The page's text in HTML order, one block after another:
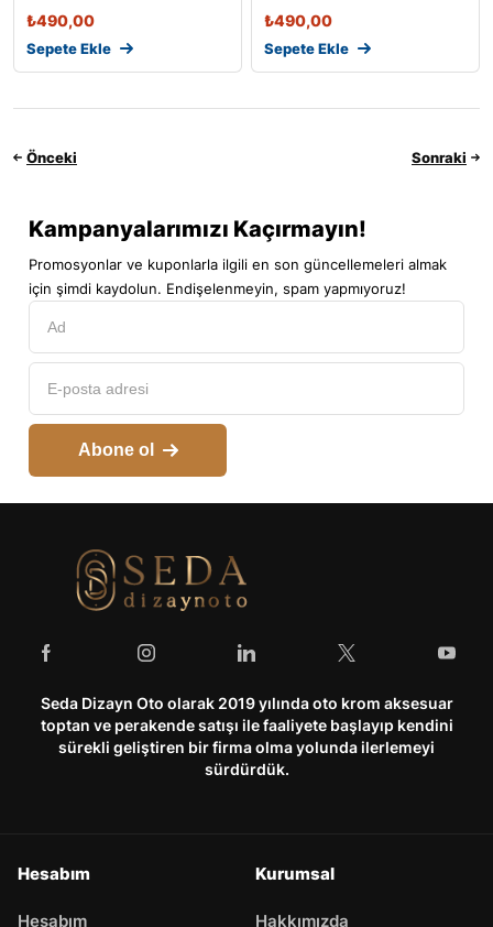
₺490,00
Sepete Ekle
₺490,00
Sepete Ekle
Önceki Sonraki
Kampanyalarımızı Kaçırmayın!
Promosyonlar ve kuponlarla ilgili en son güncellemeleri almak
için şimdi kaydolun. Endişelenmeyin, spam yapmıyoruz!
Abone ol
Seda Dizayn Oto olarak 2019 yılında oto krom aksesuar
toptan ve perakende satışı ile faaliyete başlayıp kendini
sürekli geliştiren bir firma olma yolunda ilerlemeyi
sürdürdük.
Hesabım
Hesabım
Kurumsal
Hakkımızda